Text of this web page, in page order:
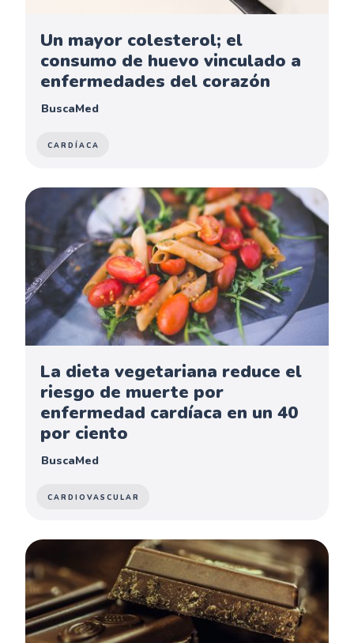
Un mayor colesterol; el
consumo de huevo vinculado a
enfermedades del corazón
BuscaMed
CARDÍACA
La dieta vegetariana reduce el
riesgo de muerte por
enfermedad cardíaca en un 40
por ciento
BuscaMed
CARDIOVASCULAR